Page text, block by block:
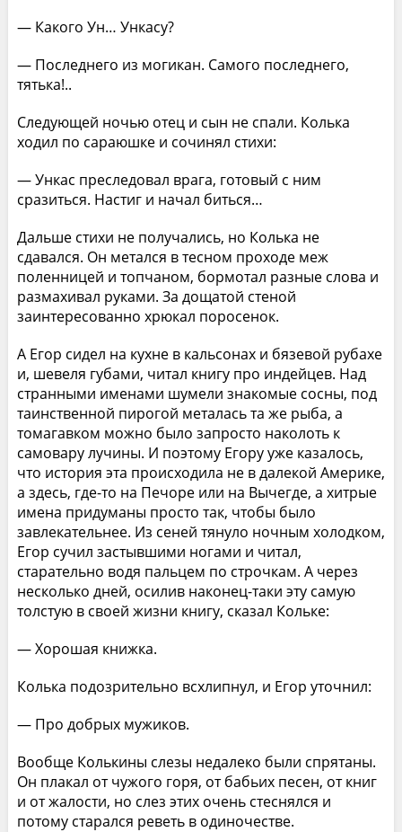
— Какого Ун… Ункасу?
— Последнего из могикан. Самого последнего,
тятька!..
Следующей ночью отец и сын не спали. Колька
ходил по сараюшке и сочинял стихи:
— Ункас преследовал врага, готовый с ним
сразиться. Настиг и начал биться…
Дальше стихи не получались, но Колька не
сдавался. Он метался в тесном проходе меж
поленницей и топчаном, бормотал разные слова и
размахивал руками. За дощатой стеной
заинтересованно хрюкал поросенок.
А Егор сидел на кухне в кальсонах и бязевой рубахе
и, шевеля губами, читал книгу про индейцев. Над
странными именами шумели знакомые сосны, под
таинственной пирогой металась та же рыба, а
томагавком можно было запросто наколоть к
самовару лучины. И поэтому Егору уже казалось,
что история эта происходила не в далекой Америке,
а здесь, где-то на Печоре или на Вычегде, а хитрые
имена придуманы просто так, чтобы было
завлекательнее. Из сеней тянуло ночным холодком,
Егор сучил застывшими ногами и читал,
старательно водя пальцем по строчкам. А через
несколько дней, осилив наконец-таки эту самую
толстую в своей жизни книгу, сказал Кольке:
— Хорошая книжка.
Колька подозрительно всхлипнул, и Егор уточнил:
— Про добрых мужиков.
Вообще Колькины слезы недалеко были спрятаны.
Он плакал от чужого горя, от бабьих песен, от книг
и от жалости, но слез этих очень стеснялся и
потому старался реветь в одиночестве.